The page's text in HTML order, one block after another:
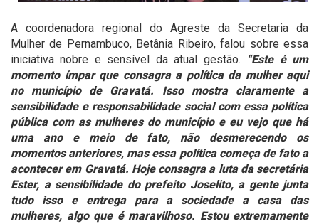
A coordenadora regional do Agreste da Secretaria da
Mulher de Pernambuco, Betânia Ribeiro, falou sobre essa
iniciativa nobre e sensível da atual gestão.
“Este é um
momento ímpar que consagra a política da mulher aqui
no município de Gravatá. Isso mostra claramente a
sensibilidade e responsabilidade social com essa política
pública com as mulheres do município e eu vejo que há
uma ano e meio de fato, não desmerecendo os
momentos anteriores, mas essa política começa de fato a
acontecer em Gravatá. Hoje consagra a luta da secretária
Ester, a sensibilidade do prefeito Joselito, a gente junta
tudo isso e entrega para a sociedade a casa das
mulheres, algo que é maravilhoso. Estou extremamente